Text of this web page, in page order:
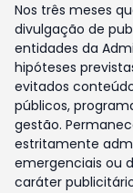
Nos três meses
divulgação de
entidades da
hipóteses
evitados
públicos,
gestão.
estritamente
emergenciais ou
caráter